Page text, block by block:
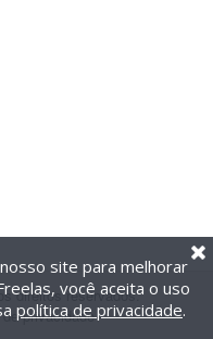
direitos reservados.
privacidade
site para melhorar
você aceita o uso
política de privacidade.